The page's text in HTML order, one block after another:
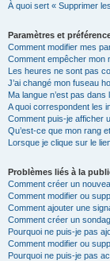
À quoi sert « Supprimer
Paramètres et
Comment modifier mes
Comment empêcher mon
Les heures ne sont pas
J’ai changé mon fuseau
Ma langue n’est pas dans
A quoi correspondent les
Comment puis-je afficher
Qu’est-ce que mon rang
Lorsque je clique sur le
Problèmes liés à la
Comment créer un
Comment modifier ou
Comment ajouter une
Comment créer un
Pourquoi ne puis-je pas
Comment modifier ou
Pourquoi ne puis-je pas